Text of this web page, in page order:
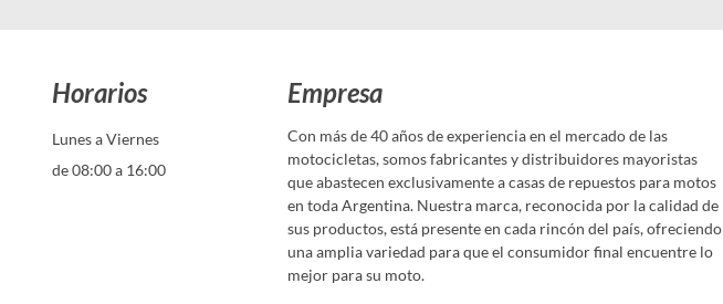
Horarios
Lunes a Viernes
de 08:00 a 16:00
Empresa
Con más de 40 años de experiencia en el mercado de las
motocicletas, somos fabricantes y distribuidores mayoristas
que abastecen exclusivamente a casas de repuestos para motos
en toda Argentina. Nuestra marca, reconocida por la calidad de
sus productos, está presente en cada rincón del país, ofreciendo
una amplia variedad para que el consumidor final encuentre lo
mejor para su moto.